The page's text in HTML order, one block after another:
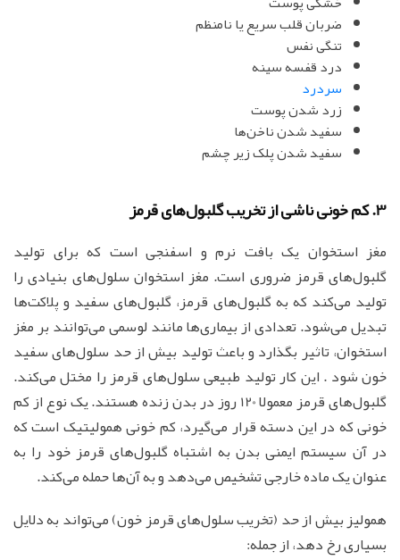
ضربان قلب سریع یا نامنظم
تنگی نفس
درد قفسه سینه
سردرد
زرد شدن پوست
سفید شدن ناخن‌ها
سفید شدن پلک زیر چشم
3. کم خونی ناشی از تخریب گلبول‌های قرمز
مغز استخوان یک بافت نرم و اسفنجی است که برای تولید
گلبول‌های قرمز ضروری است. مغز استخوان سلول‌های بنیادی را
تولید می‌کند که به گلبول‌های قرمز، گلبول‌های سفید و پلاکت‌ها
تبدیل می‌شود. تعدادی از بیماری‌ها مانند لوسمی می‌توانند بر مغز
استخوان، تاثیر بگذارد و باعث تولید بیش از حد سلول‌های سفید
خون شود . این کار تولید طبیعی سلول‌های قرمز را مختل می‌کند.
گلبول‌های قرمز معمولا 120 روز در بدن زنده هستند. یک نوع از کم
خونی که در این دسته قرار می‌گیرد، کم خونی همولیتیک است که
در آن سیستم ایمنی بدن به اشتباه گلبول‌های قرمز خود را به
عنوان یک ماده خارجی تشخیص می‌دهد و به آن‌ها حمله می‌کند.
همولیز بیش از حد (تخریب سلول‌های قرمز خون) می‌تواند به دلایل
بسیاری رخ دهد، از جمله: